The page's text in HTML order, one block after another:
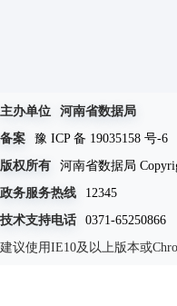
主办单位
河南省数据局
备案
豫 ICP 备 19035158 号-6
版权所有
河南省数据局
政务服务热线
12345
技术支持电话
0371-65250866
建议使用IE10及以上版本或